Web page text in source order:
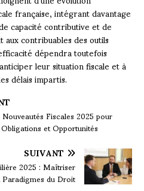
française, intégrant davantage
capacité contributive et de
contribuables des outils
dépendra toutefois
leur situation fiscale et à
délais impartis.
Fiscales 2025 pour
et Opportunités
SUIVANT
2025 : Maîtriser
du Droit